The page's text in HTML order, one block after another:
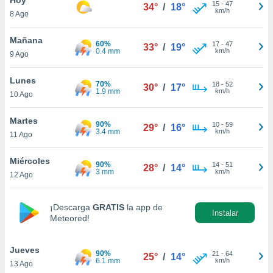
en
más
nuestra
de
aceptar
de
8 Ago
34° / 18° 15- 47
km/h
Mañana
9 Ago
60%
0.4 mm
33° / 19° 17- 47
km/h
Lunes
10 Ago
70%
1.9 mm
30° / 17° 18- 52
km/h
Martes
11 Ago
90%
3.4 mm
29° / 16° 10- 59
km/h
Miércoles
12 Ago
90%
3 mm
28° / 14° 14- 51
km/h
¡Descarga GRATIS la app de
Meteored!
Instalar
Jueves
13 Ago
90%
6.1 mm
25° / 14° 21 - 64
km/h